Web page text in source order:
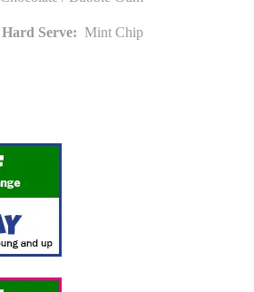
Hard Serve: Mint Chip